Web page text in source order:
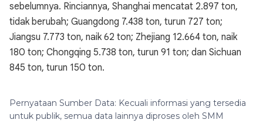
sebelumnya. Rinciannya, Shanghai mencatat 2.897 ton,
tidak berubah; Guangdong 7.438 ton, turun 727 ton;
Jiangsu 7.773 ton, naik 62 ton; Zhejiang 12.664 ton, naik
180 ton; Chongqing 5.738 ton, turun 91 ton; dan Sichuan
845 ton, turun 150 ton.
Pernyataan Sumber Data: Kecuali informasi yang tersedia
untuk publik, semua data lainnya diproses oleh SMM